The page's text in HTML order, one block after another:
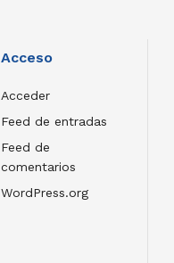
Acceso
Acceder
Feed de entradas
Feed de
comentarios
WordPress.org